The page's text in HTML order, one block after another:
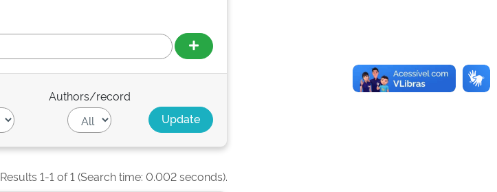
Authors/record
Results 1-1 of 1 (Search time: 0.002 seconds).